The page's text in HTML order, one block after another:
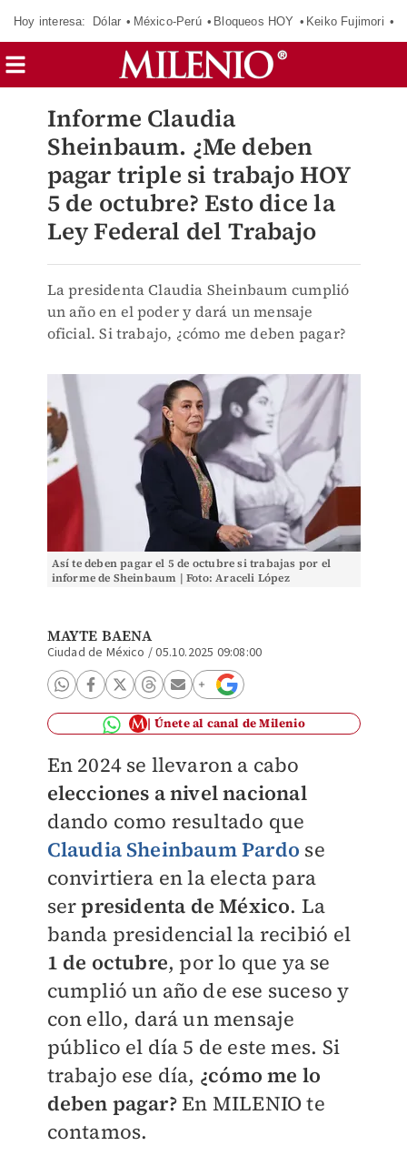
Hoy interesa: Dólar México-Perú Bloqueos HOY Keiko Fujimori
Informe Claudia
Sheinbaum. ¿Me deben
pagar triple si trabajo HOY
5 de octubre? Esto dice la
Ley Federal del Trabajo
La presidenta Claudia Sheinbaum cumplió
un año en el poder y dará un mensaje
oficial. Si trabajo, ¿cómo me deben pagar?
Así te deben pagar el 5 de octubre si trabajas por el
informe de Sheinbaum | Foto: Araceli López
MAYTE BAENA
Ciudad de México /05.10.2025 09:08:00
Únete al canal de Milenio
En 2024 se llevaron a cabo
elecciones a nivel nacional
dando como resultado que
Claudia Sheinbaum Pardo se
convirtiera en la electa para
serpresidenta de México. La
banda presidencial la recibió el
1 de octubre, por lo que ya se
cumplió un año de ese suceso y
con ello, dará un mensaje
público el día 5 de este mes. Si
trabajo ese día, ¿cómo me lo
deben pagar?En MILENIOte
contamos.